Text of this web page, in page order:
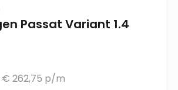
Passat Variant 1.4
€ 262,75 p/m